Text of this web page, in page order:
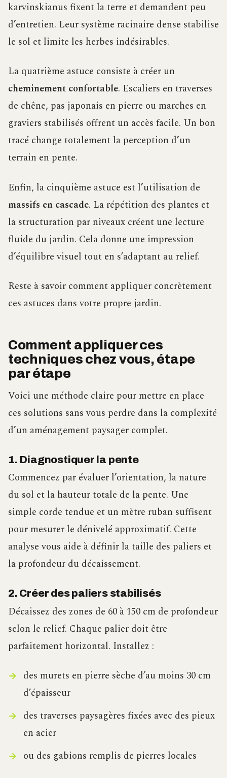
karvinskianus fixent la terre et demandent peu
d’entretien. Leur système racinaire dense stabilise
le sol et limite les herbes indésirables.
La quatrième astuce consiste à créer un
cheminement confortable. Escaliers en traverses
de chêne, pas japonais en pierre ou marches en
graviers stabilisés offrent un accès facile. Un bon
tracé change totalement la perception d’un
terrain en pente.
Enfin, la cinquième astuce est l’utilisation de
massifs en cascade. La répétition des plantes et
la structuration par niveaux créent une lecture
fluide du jardin. Cela donne une impression
d’équilibre visuel tout en s’adaptant au relief.
Reste à savoir comment appliquer concrètement
ces astuces dans votre propre jardin.
Comment appliquer ces
techniques chez vous, étape
par étape
Voici une méthode claire pour mettre en place
ces solutions sans vous perdre dans la complexité
d’un aménagement paysager complet.
1. Diagnostiquer la pente
Commencez par évaluer l’orientation, la nature
du sol et la hauteur totale de la pente. Une
simple corde tendue et un mètre ruban suffisent
pour mesurer le dénivelé approximatif. Cette
analyse vous aide à définir la taille des paliers et
la profondeur du décaissement.
2. Créer des paliers stabilisés
Décaissez des zones de 60 à 150 cm de profondeur
selon le relief. Chaque palier doit être
parfaitement horizontal. Installez :
des murets en pierre sèche d’au moins 30 cm
d’épaisseur
des traverses paysagères fixées avec des pieux
en acier
ou des gabions remplis de pierres locales